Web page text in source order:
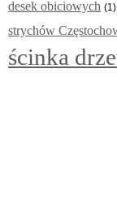
desek obiciowych (1)
strychów
ścinka